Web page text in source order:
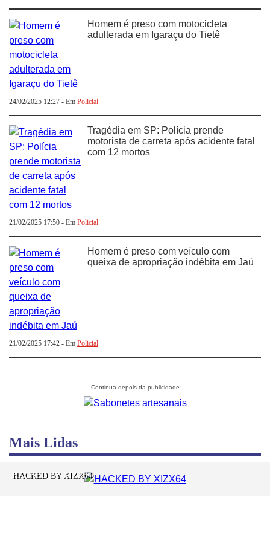
Homem é preso com motocicleta
adulterada em Igaraçu do Tietê
24/02/2025 12:27 - Em Policial
Tragédia em SP: Polícia prende
motorista de carreta após acidente fatal
com 12 mortos
21/02/2025 17:50 - Em Policial
Homem é preso com veículo com
queixa de apropriação indébita em Jaú
21/02/2025 17:42 - Em Policial
Mais Lidas
HACKED BY XIZX64